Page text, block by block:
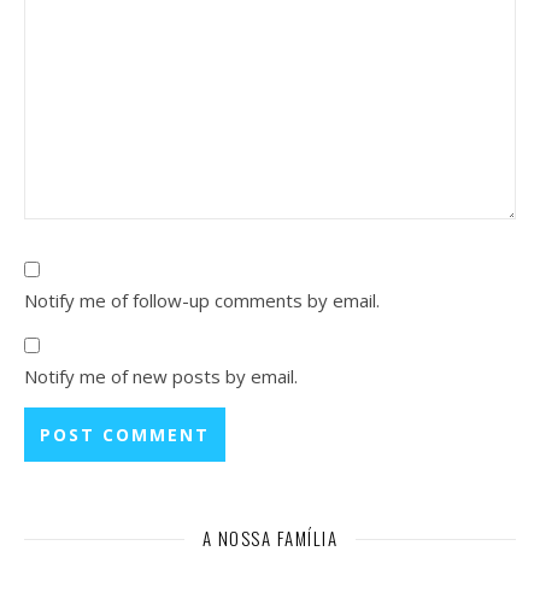
Notify me of follow-up comments by email.
Notify me of new posts by email.
A NOSSA FAMÍLIA